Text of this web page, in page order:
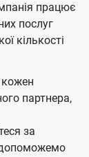
працює
послуг
кількості
партнера,
за